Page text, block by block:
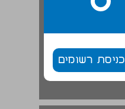
כניסת רשומים